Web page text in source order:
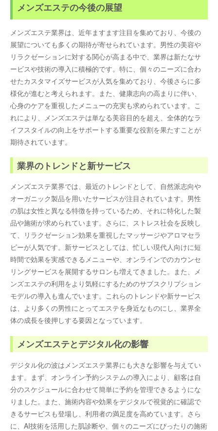
メンズエステの今後の展望
メンズエステ業界は、近年ますます注目を集めており、今後の
展望についても多くの期待が寄せられています。男性の美容や
リラクゼーションに対する関心が高まる中で、業界は新たなサ
ービスや技術の導入に積極的です。特に、個々のニーズに合わ
せたカスタマイズサービスが人気を集めており、今後さらに多
様化が進むと考えられます。また、健康志向の高まりに伴い、
心身のケアを重視したメニューの充実も求められています。こ
れにより、メンズエステは単なる美容目的を超え、全体的なラ
イフスタイルの向上をサポートする重要な役割を果たすことが
期待されています。
業界のトレンドと新サービス
メンズエステ業界では、最近のトレンドとして、自然派志向や
オーガニック製品を用いたサービスが注目されています。男性
の肌は女性と異なる特徴を持っているため、それに特化した製
品や施術が求められています。さらに、ストレス社会を反映し
て、リラクゼーション効果を重視したマッサージやアロマセラ
ピーが人気です。新サービスとしては、忙しい現代人向けに短
時間で効果を実感できるメニューや、オンラインでのカウンセ
リングサービスを展開するサロンも増えてきました。また、メ
ンズエステの利用をより気軽にするためのサブスクリプション
モデルの導入も進んでいます。これらのトレンドや新サービス
は、より多くの男性にとってエステを身近なものにし、業界全
体の成長を後押しする要因となっています。
メンズエステとデジタル化の影響
デジタル化の波はメンズエステ業界にも大きな影響を与えてい
ます。まず、オンライン予約システムの導入により、顧客は自
分のスケジュールに合わせて簡単に予約を管理できるようにな
りました。また、施術内容や効果をデジタルで視覚的に確認で
きるサービスも登場し、利用者の満足度を高めています。さら
に、AI技術を活用した肌診断や、個々のニーズにぴったりの施術